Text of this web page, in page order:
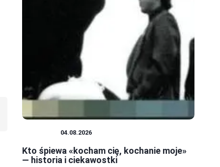
04.08.2026
Kto śpiewa «kocham cię, kochanie moje»
— historia i ciekawostki